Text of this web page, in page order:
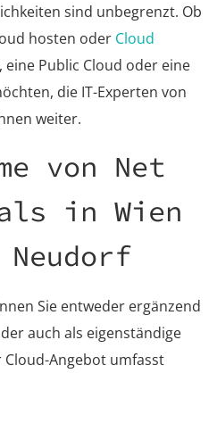
sind unbegrenzt. Ob
hosten oder Cloud
eine Public Cloud oder eine
die IT-Experten von
weiter.
von Net
in Wien
Neudorf
Sie entweder ergänzend
auch als eigenständige
Angebot umfasst